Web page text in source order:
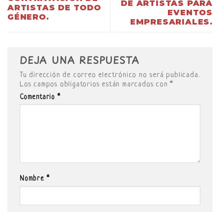
ARTISTAS DE TODO
GÉNERO.
DE ARTISTAS PARA
EVENTOS
EMPRESARIALES.
DEJA UNA RESPUESTA
Tu dirección de correo electrónico no será publicada.
Los campos obligatorios están marcados con*
Comentario *
Nombre *